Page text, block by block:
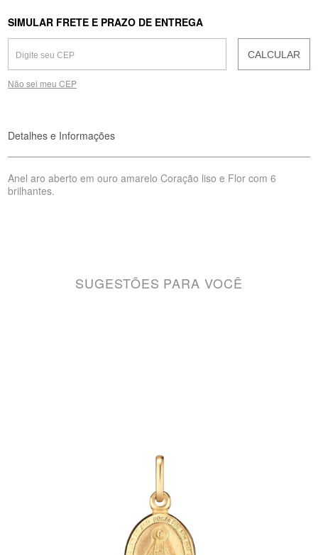
SIMULAR FRETE E PRAZO DE ENTREGA
CALCULAR
Não sei meu CEP
Detalhes e Informações
Anel aro aberto em ouro amarelo Coração liso e Flor com 6
brilhantes.
SUGESTÕES PARA VOCÊ